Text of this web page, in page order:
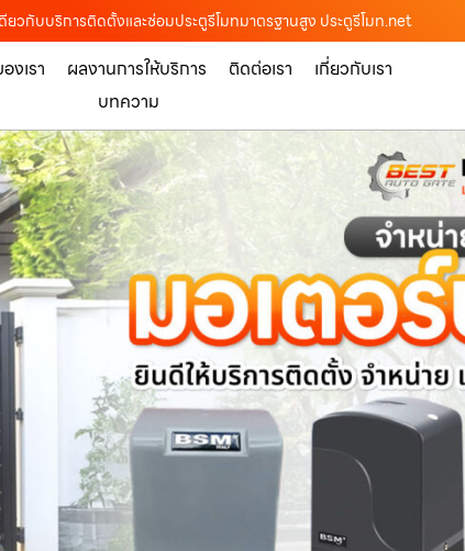
วกับบริการติดตั้งและซ่อมประตูรีโมทมาตรฐานสูง ประตูรีโมท.net
งเรา ผลงานการให้บริการ ติดต่อเรา
เกี่ยวกับเรา
บทความ